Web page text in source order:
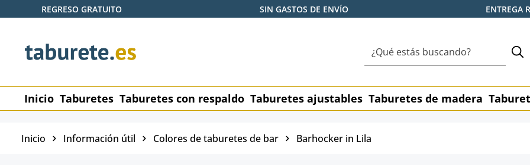
al contenido principal
Saltar a la búsqueda
Saltar a la navegación principal
REGRESO GRATUITO SIN GASTOS DE ENVÍO ENTREGA
Inicio Taburetes Taburetes con respaldo Taburetes ajustables Taburetes de madera
Inicio Información útil Colores de taburetes de bar Barhocker in Lila